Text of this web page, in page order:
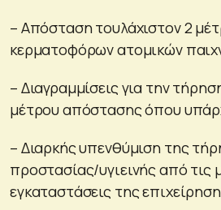
– Απόσταση τουλάχιστον 2
κερματοφόρων ατομικών
– Διαγραμμίσεις για την
μέτρου απόστασης όπου
– Διαρκής υπενθύμιση της
προστασίας/υγιεινής από τις
εγκαταστάσεις της